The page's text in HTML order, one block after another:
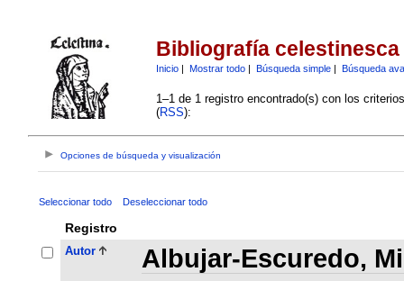
Bibliografía celestinesca
Inicio| Mostrar todo| Búsqueda simple| Búsqueda
1–1 de 1 registro encontrado(s) con los
(RSS):
Opciones de búsqueda y visualización
Seleccionar todo Deseleccionar todo
Registro
Autor Albujar-Escuredo,